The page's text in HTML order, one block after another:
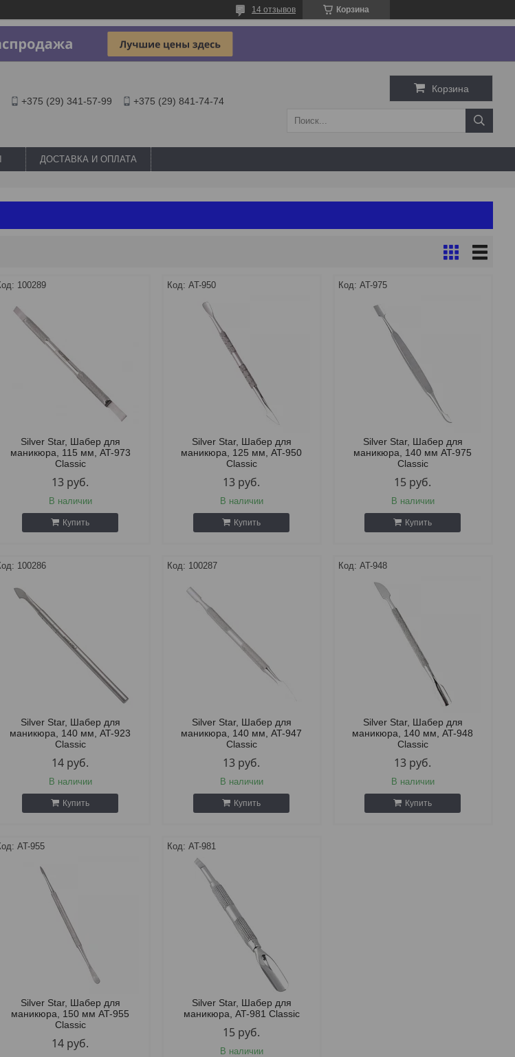
Корзина
14 отзывов
+375 (29) 341-57-99 +375 (29) 841-74-74
Корзина
ДОСТАВКА И ОПЛАТА
100289
Silver Star, Шабер для
маникюра, 115 мм, AT-973
Classic
13 руб.
В наличии
Купить
AT-950
Silver Star, Шабер для
маникюра, 125 мм, AT-950
Classic
13 руб.
В наличии
Купить
AT-975
Silver Star, Шабер для
маникюра, 140 мм AT-975
Classic
15 руб.
В наличии
Купить
100286
Silver Star, Шабер для
маникюра, 140 мм, AT-923
Classic
14 руб.
В наличии
Купить
100287
Silver Star, Шабер для
маникюра, 140 мм, AT-947
Classic
13 руб.
В наличии
Купить
AT-948
Silver Star, Шабер для
маникюра, 140 мм, AT-948
Classic
13 руб.
В наличии
Купить
AT-955
Silver Star, Шабер для
маникюра, 150 мм AT-955
Classic
14 руб.
AT-981
Silver Star, Шабер для
маникюра, AT-981 Classic
15 руб.
В наличии